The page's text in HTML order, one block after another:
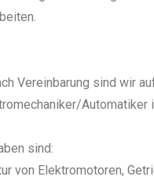
Vereinbarung sind wir
Automatiker
sind:
von Elektromotoren,